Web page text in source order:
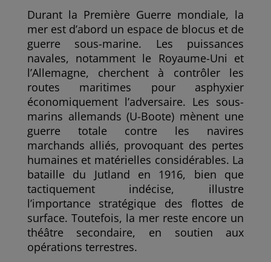
Durant la Première Guerre mondiale, la
mer est d’abord un espace de blocus et de
guerre sous-marine. Les puissances
navales, notamment le Royaume-Uni et
l’Allemagne, cherchent à contrôler les
routes maritimes pour asphyxier
économiquement l’adversaire. Les sous-
marins allemands (U-Boote) mènent une
guerre totale contre les navires
marchands alliés, provoquant des pertes
humaines et matérielles considérables. La
bataille du Jutland en 1916, bien que
tactiquement indécise, illustre
l’importance stratégique des flottes de
surface. Toutefois, la mer reste encore un
théâtre secondaire, en soutien aux
opérations terrestres.